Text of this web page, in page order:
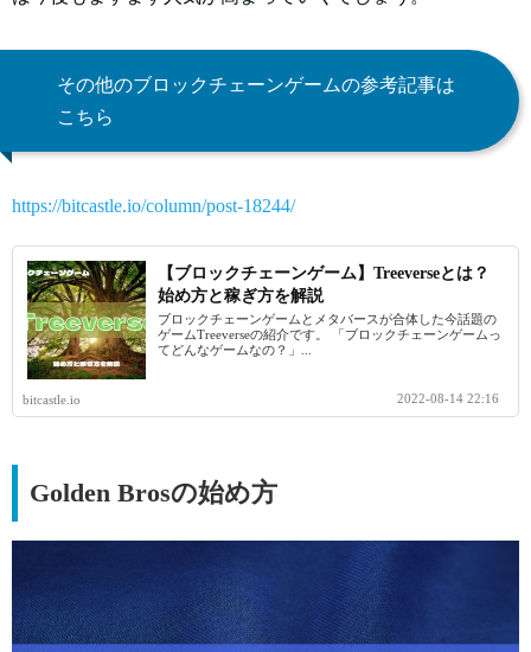
その他のブロックチェーンゲームの参考記事は
こちら
https://bitcastle.io/column/post-18244/
【ブロックチェーンゲーム】Treeverseとは？
始め方と稼ぎ方を解説
ブロックチェーンゲームとメタバースが合体した今話題の
ゲームTreeverseの紹介です。 「ブロックチェーンゲームっ
てどんなゲームなの？」...
bitcastle.io 2022-08-14 22:16
Golden Brosの始め方